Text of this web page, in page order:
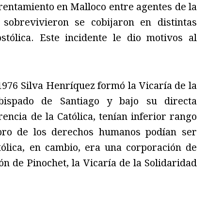
en Malloco entre agentes de la
se cobijaron en distintas
Este incidente le dio motivos al
Silva Henríquez formó la Vicaría de la
de Santiago y bajo su directa
de la Católica, tenían inferior rango
de los derechos humanos podían ser
en cambio, era una corporación de
de Pinochet, la Vicaría de la Solidaridad